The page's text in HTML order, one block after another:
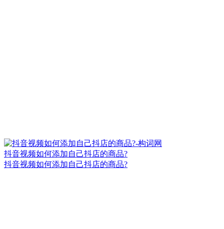
抖音视频如何添加自己抖店的商品?
抖音视频如何添加自己抖店的商品?